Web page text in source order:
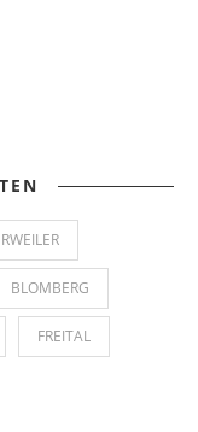
BLOMBERG
FREITAL